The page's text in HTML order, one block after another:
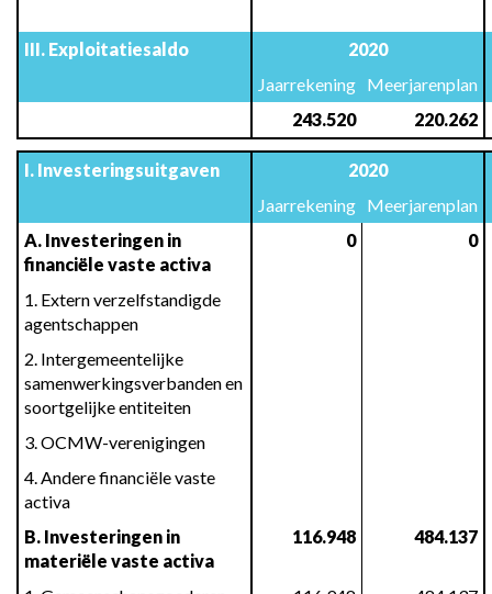
III. Exploitatiesaldo
2020
Jaarrekening Meerjarenplan
243.520
220.262
I. Investeringsuitgaven
2020
Jaarrekening Meerjarenplan
A. Investeringen in
financiële vaste activa
0 0
1. Extern verzelfstandigde
agentschappen
2. Intergemeentelijke
samenwerkingsverbanden en
soortgelijke entiteiten
3. OCMW-verenigingen
4. Andere financiële vaste
activa
B. Investeringen in
materiële vaste activa
116.948 484.137